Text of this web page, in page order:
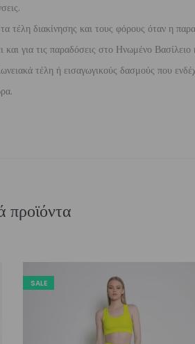
τέλη διακίνησης και τους φόρους όταν η
για τις παραδόσεις στο Ηνωμένο Βασίλειο
τέλη ή εισαγωγικούς δασμούς που
προϊόντα
SALE